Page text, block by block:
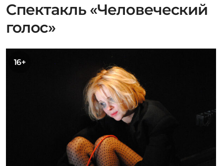
Спектакль «Человеческий
голос»
16+